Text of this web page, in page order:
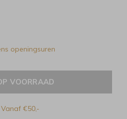
openingsuren
VOORRAAD
Vanaf €50,-